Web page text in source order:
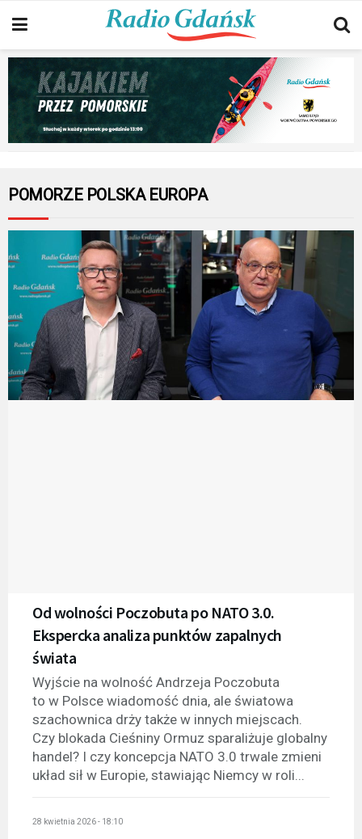
POMORZE POLSKA EUROPA
Od wolności Poczobuta po NATO 3.0.
Ekspercka analiza punktów zapalnych
świata
Wyjście na wolność Andrzeja Poczobuta
to w Polsce wiadomość dnia, ale światowa
szachownica drży także w innych miejscach.
Czy blokada Cieśniny Ormuz sparaliżuje globalny
handel? I czy koncepcja NATO 3.0 trwale zmieni
układ sił w Europie, stawiając Niemcy w roli...
28 kwietnia 2026 - 18:10